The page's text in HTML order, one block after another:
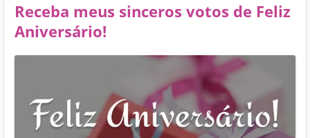
Receba meus sinceros votos de Feliz
Aniversário!